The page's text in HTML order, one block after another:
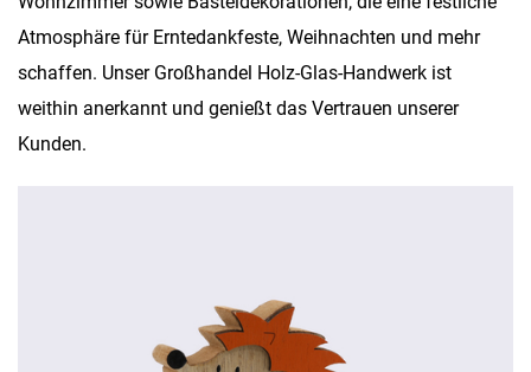
Atmosphäre für Erntedankfeste, Weihnachten und mehr
schaffen. Unser Großhandel Holz-Glas-Handwerk ist
weithin anerkannt und genießt das Vertrauen unserer
Kunden.